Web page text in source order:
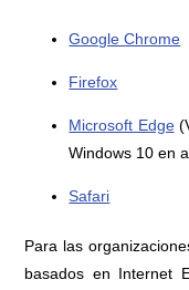
Google Chrome
Firefox
Microsoft Edge
Windows 10 en
Safari
Para las
basados en Internet